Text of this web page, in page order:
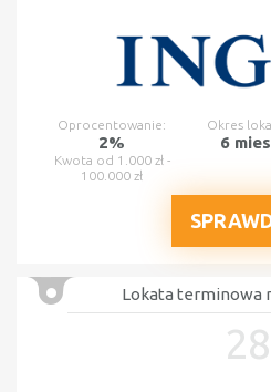
Oprocentowanie: Okres
2% 6
Kwota od 1.000 zł -
100.000 zł
Lokata terminowa
28